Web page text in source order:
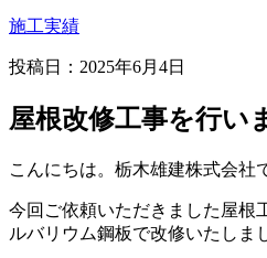
施工実績
投稿日：2025年6月4日
屋根改修工事を行い
こんにちは。栃木雄建株式会社
今回ご依頼いただきました屋根
ルバリウム鋼板で改修いたしま